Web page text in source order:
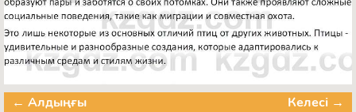
← Алдыңғы Келесі →